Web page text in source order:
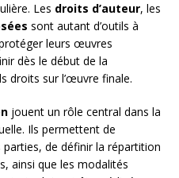
Les droits d’auteur, les
sont autant d’outils à
leurs œuvres
dès le début de la
droits sur l’œuvre finale.
jouent un rôle central dans la
Ils permettent de
de définir la répartition
ainsi que les modalités